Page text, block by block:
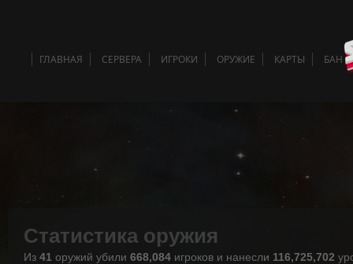
ГЛАВНАЯ СЕРВЕРА ИГРОКИ ОРУЖИЕ КАРТЫ БАН
Статистика оружия
Из 41 оружий убили 668,084игроков и нанесли 116,725,702